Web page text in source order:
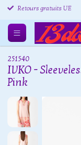
Retours gratuits UE
251540
IVKO -
Pink